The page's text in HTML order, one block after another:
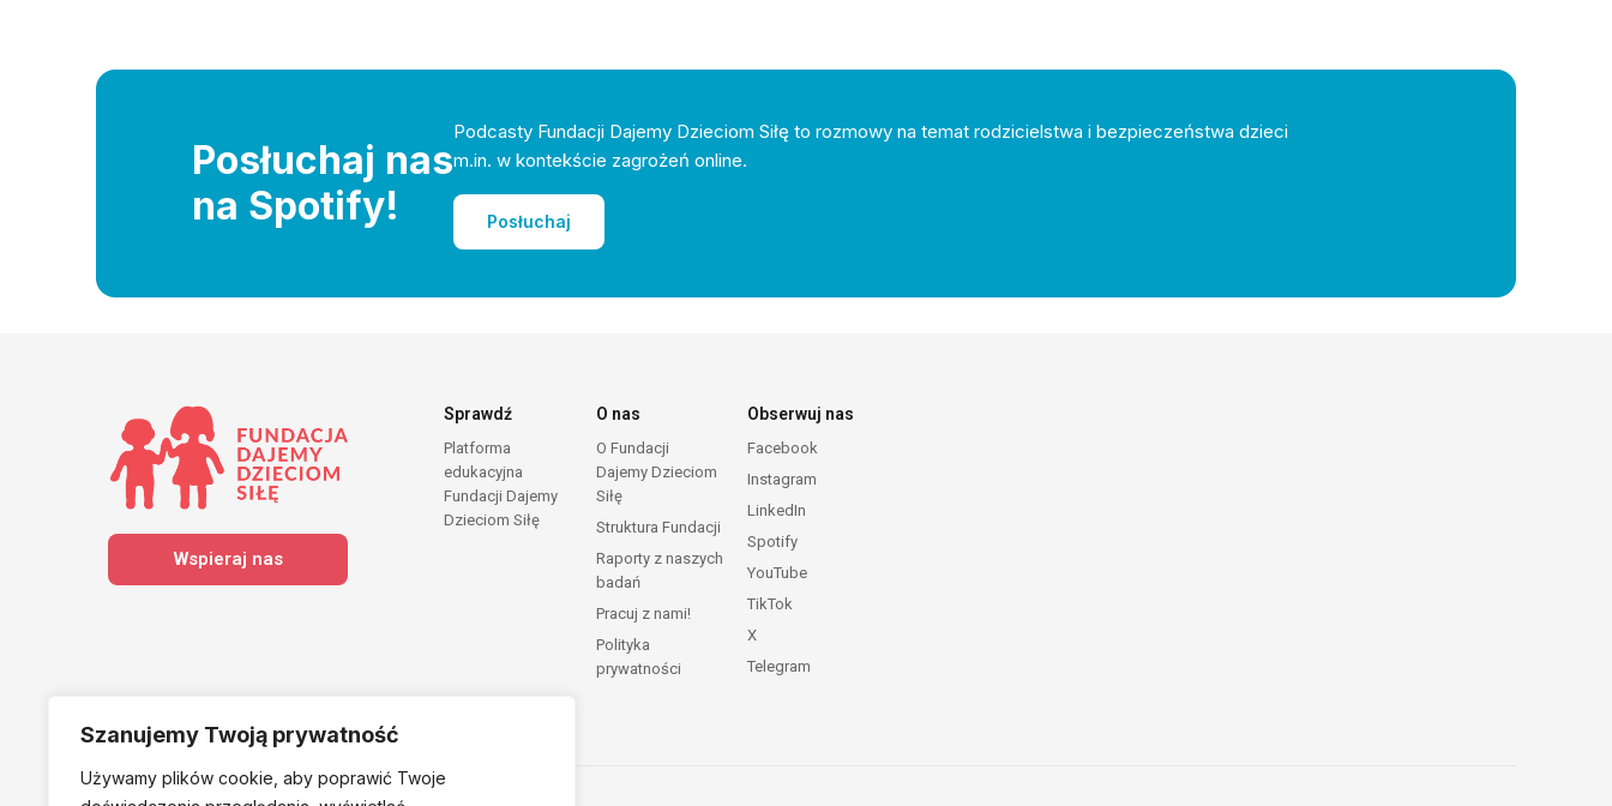
Szanujemy Twoją prywatność
Używamy plików cookie, aby poprawić Twoje
Posłuchaj nas
na Spotify!
Podcasty Fundacji Dajemy Dzieciom Siłę to rozmowy na temat rodzicielstwa i bezpieczeństwa dzieci
m.in. w kontekście zagrożeń online.
Posłuchaj
Wspieraj nas
Sprawdź
Platforma
edukacyjna
Fundacji Dajemy
Dzieciom Siłę
O nas
O Fundacji
Dajemy Dzieciom
Siłę
Struktura Fundacji
Raporty z naszych
badań
Pracuj z nami!
Polityka
prywatności
Obserwuj nas
Facebook
Instagram
LinkedIn
Spotify
YouTube
TikTok
X
Telegram
Należymy do